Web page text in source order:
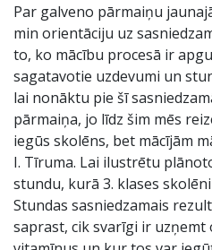
Par galveno pārmaiņu
min orientāciju uz
to, ko mācību procesā ir
sagatavotie uzdevumi un
lai nonāktu pie šī
pārmaiņa, jo līdz šim mēs
iegūs skolēns, bet mācījām
I. Tīruma. Lai ilustrētu
stundu, kurā 3. klases
Stundas sasniedzamais
saprast, cik svarīgi ir uzņemt